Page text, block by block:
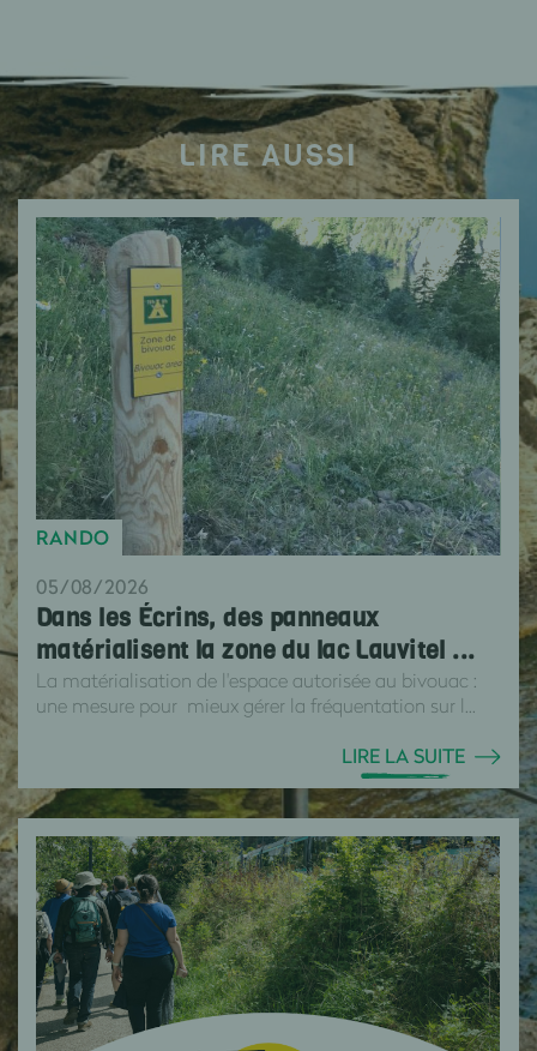
LIRE AUSSI
RANDO
05/08/2026
Dans les Écrins, des panneaux
matérialisent la zone du lac Lauvitel ...
La matérialisation de l'espace autorisée au bivouac :
une mesure pour mieux gérer la fréquentation sur l...
LIRE LA SUITE